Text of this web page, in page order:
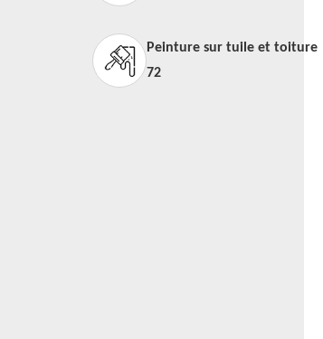
Peinture sur tuile et toiture
72